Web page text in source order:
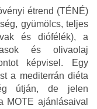
étrend (TÉNÉ)
gyümölcs, teljes
és diófélék), a
és olivaolaj
képvisel. Egy
a mediterrán diéta
útján, de jelen
MOTE ajánlásaival